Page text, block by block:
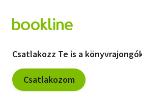
Csatlakozz Te is a
Csatlakozom